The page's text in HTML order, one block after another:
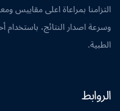
التزامنا بمراعاة اعلى مقاييس
وسرعة اصدار النتائج، باستخدام
الطبية.
الروابط